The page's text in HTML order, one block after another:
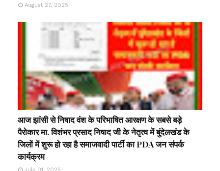
August 27, 2025
आज झांसी से निषाद वंश के परिभाषित आरक्षण के सबसे बड़े
पैरोकार मा. विशंभर प्रसाद निषाद जी के नेतृत्व में बुंदेलखंड के
जिलों में शुरू हो रहा है समाजवादी पार्टी का PDA जन संपर्क
कार्यक्रम